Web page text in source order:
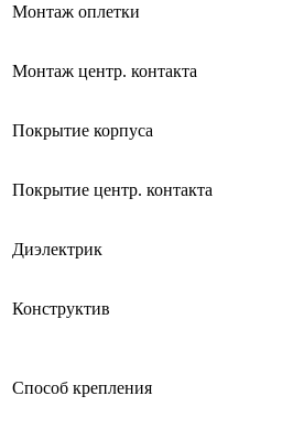
Монтаж оплетки
Монтаж центр. контакта
Покрытие корпуса
Покрытие центр. контакта
Диэлектрик
Конструктив
Способ крепления